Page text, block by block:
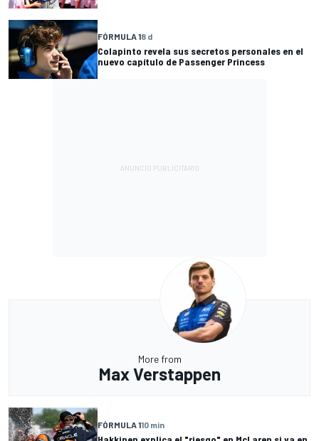
FÓRMULA 18 d
Colapinto revela sus secretos personales en el
nuevo capítulo de Passenger Princess
More from
Max Verstappen
FÓRMULA 110 min